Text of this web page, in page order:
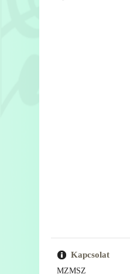
Kapcsolat
MZMSZ